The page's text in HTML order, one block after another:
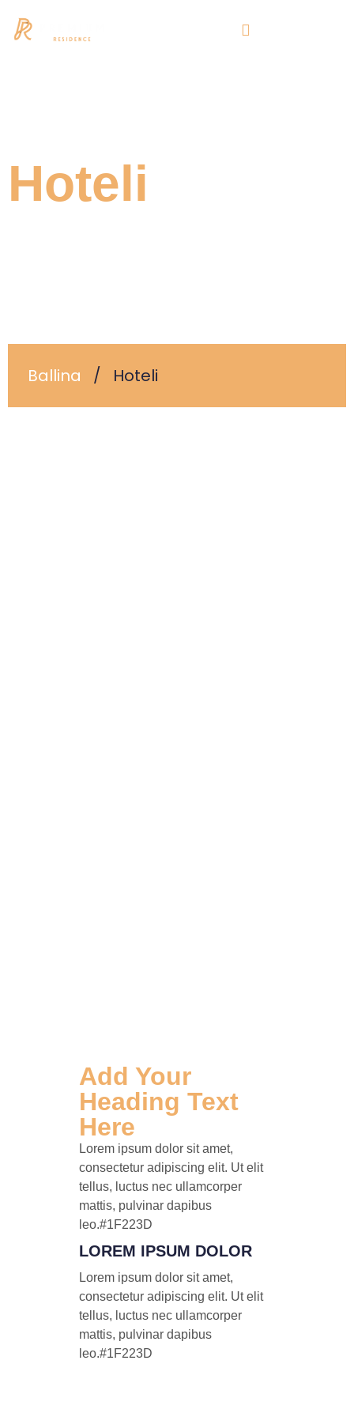
Hoteli
Ballina / Hoteli
Add Your
Heading Text
Here
Lorem ipsum dolor sit amet,
consectetur adipiscing elit. Ut elit
tellus, luctus nec ullamcorper
mattis, pulvinar dapibus
leo.#1F223D
LOREM IPSUM DOLOR
Lorem ipsum dolor sit amet,
consectetur adipiscing elit. Ut elit
tellus, luctus nec ullamcorper
mattis, pulvinar dapibus
leo.#1F223D